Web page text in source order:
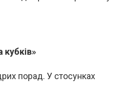
кубків»
порад. У стосунках